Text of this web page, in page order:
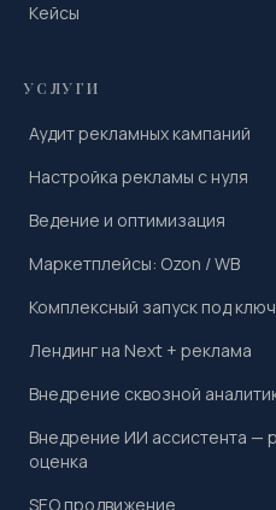
Кейсы
УСЛУГИ
Аудит рекламных кампаний
Настройка рекламы с нуля
Ведение и оптимизация
Маркетплейсы: Ozon / WB
Комплексный запуск под ключ
Лендинг на Next + реклама
Внедрение сквозной
Внедрение ИИ ассистента —
оценка
SEO продвижение